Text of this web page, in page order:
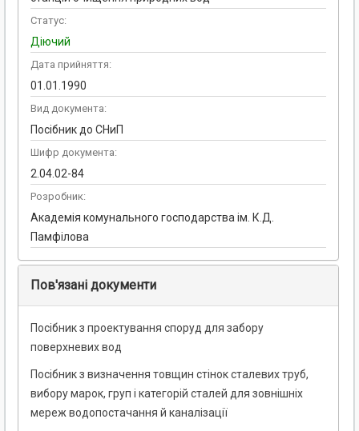
Статус:
Діючий
Дата прийняття:
01.01.1990
Вид документа:
Посібник до СНиП
Шифр документа:
2.04.02-84
Розробник:
Академія комунального господарства ім. К.Д.
Памфілова
Пов'язані документи
Посібник з проектування споруд для забору
поверхневих вод
Посібник з визначення товщин стінок сталевих труб,
вибору марок, груп і категорій сталей для зовнішніх
мереж водопостачання й каналізації